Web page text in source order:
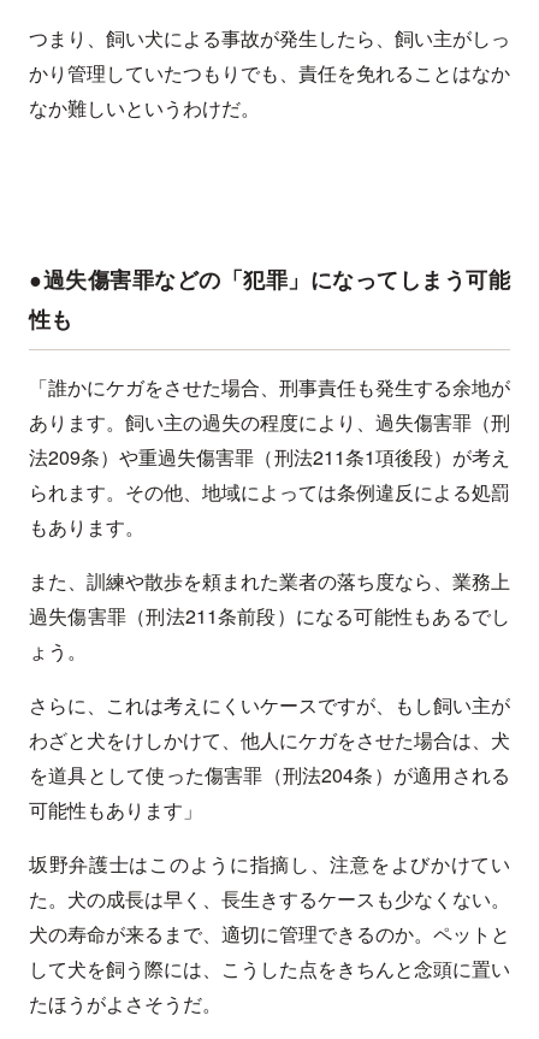
つまり、飼い犬による事故が発生したら、飼い主がしっ
かり管理していたつもりでも、責任を免れることはなか
なか難しいというわけだ。
●過失傷害罪などの「犯罪」になってしまう可能
性も
「誰かにケガをさせた場合、刑事責任も発生する余地が
あります。飼い主の過失の程度により、過失傷害罪（刑
法209条）や重過失傷害罪（刑法211条1項後段）が考え
られます。その他、地域によっては条例違反による処罰
もあります。
また、訓練や散歩を頼まれた業者の落ち度なら、業務上
過失傷害罪（刑法211条前段）になる可能性もあるでし
ょう。
さらに、これは考えにくいケースですが、もし飼い主が
わざと犬をけしかけて、他人にケガをさせた場合は、犬
を道具として使った傷害罪（刑法204条）が適用される
可能性もあります」
坂野弁護士はこのように指摘し、注意をよびかけてい
た。犬の成長は早く、長生きするケースも少なくない。
犬の寿命が来るまで、適切に管理できるのか。ペットと
して犬を飼う際には、こうした点をきちんと念頭に置い
たほうがよさそうだ。